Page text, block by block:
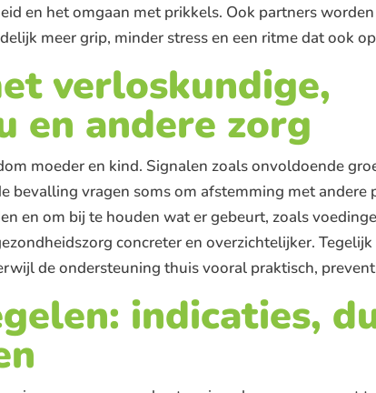
en het omgaan met prikkels. Ook partners
meer grip, minder stress en een ritme dat ook
verloskundige,
en andere zorg
moeder en kind. Signalen zoals onvoldoende
bevalling vragen soms om afstemming met andere
en om bij te houden wat er gebeurt, zoals
concreter en overzichtelijker.
de ondersteuning thuis vooral praktisch,
indicaties,